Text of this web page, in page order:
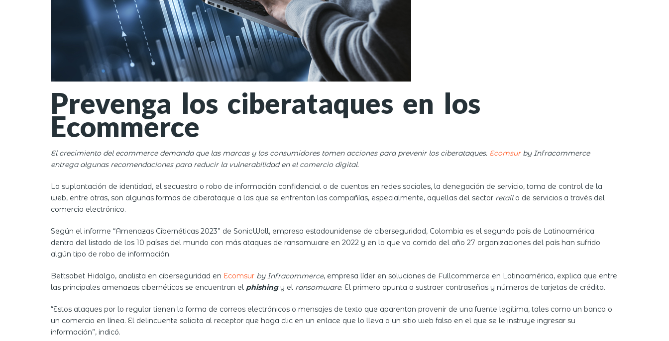
Prevenga los ciberataques en los
Ecommerce
El crecimiento del ecommerce demanda que las marcas y los consumidores tomen acciones para prevenir los ciberataques. Ecomsur by Infracommerce
entrega algunas recomendaciones para reducir la vulnerabilidad en el comercio digital.
La suplantación de identidad, el secuestro o robo de información confidencial o de cuentas en redes sociales, la denegación de servicio, toma de control de la
web, entre otras, son algunas formas de ciberataque a las que se enfrentan las compañías, especialmente, aquellas del sector retailo de servicios a través del
comercio electrónico.
Según el informe “Amenazas Cibernéticas 2023” de SonicWall, empresa estadounidense de ciberseguridad, Colombia es el segundo país de Latinoamérica
dentro del listado de los 10 países del mundo con más ataques de ransomware en 2022 y en lo que va corrido del año 27 organizaciones del país han sufrido
algún tipo de robo de información.
Bettsabet Hidalgo, analista en ciberseguridad en Ecomsur by Infracommerce, empresa líder en soluciones de Fullcommerce en Latinoamérica, explica que entre
las principales amenazas cibernéticas se encuentran el phishingy el ransomware. El primero apunta a sustraer contraseñas y números de tarjetas de crédito.
“Estos ataques por lo regular tienen la forma de correos electrónicos o mensajes de texto que aparentan provenir de una fuente legítima, tales como un banco o
un comercio en línea. El delincuente solicita al receptor que haga clic en un enlace que lo lleva a un sitio web falso en el que se le instruye ingresar su
información”, indicó.